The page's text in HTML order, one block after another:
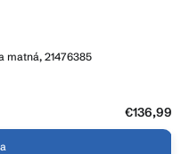
matná, 21476385
€136,99